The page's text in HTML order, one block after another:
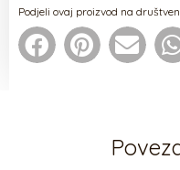
Podjeli ovaj proizvod na